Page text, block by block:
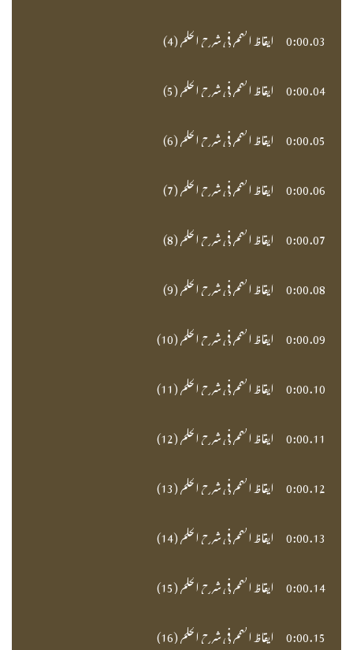
03.
ايقاظ الهمم في شرح الحكم (4) 0:00
04.
ايقاظ الهمم في شرح الحكم (5) 0:00
05.
ايقاظ الهمم في شرح الحكم (6) 0:00
06.
ايقاظ الهمم في شرح الحكم (7) 0:00
07.
ايقاظ الهمم في شرح الحكم (8) 0:00
08.
ايقاظ الهمم في شرح الحكم (9) 0:00
09.
ايقاظ الهمم في شرح الحكم (10) 0:00
10.
ايقاظ الهمم في شرح الحكم (11) 0:00
11.
ايقاظ الهمم في شرح الحكم (12) 0:00
12.
ايقاظ الهمم في شرح الحكم (13) 0:00
13.
ايقاظ الهمم في شرح الحكم (14) 0:00
14.
ايقاظ الهمم في شرح الحكم (15) 0:00
15.
ايقاظ الهمم في شرح الحكم (16) 0:00